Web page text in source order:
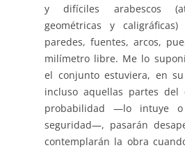
y difíciles arabescos
geométricas y
paredes, fuentes, arcos,
milímetro libre. Me lo
el conjunto estuviera, en
incluso aquellas partes del
probabilidad —lo intuye
seguridad—, pasarán
contemplarán la obra